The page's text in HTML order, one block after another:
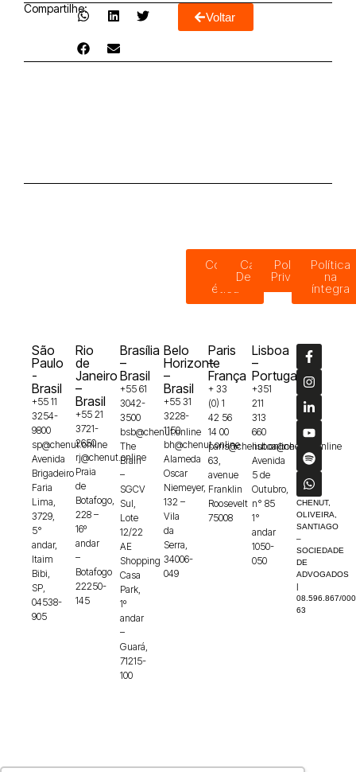
Compartilhe:
Voltar
Código
ética
Canal de
Denúncias
Política de
Privacidade
Política
na
íntegra
São
Paulo
-
Brasil
+55 11
3254-
9800
sp@chenut.online
Avenida
Brigadeiro
Faria
Lima,
3729,
5°
andar,
Itaim
Bibi,
SP,
04538-
905
Rio
de
Janeiro
–
Brasil
+55 21
3721-
2650
rj@chenut.online
Praia
de
Botafogo,
228 –
16º
andar
–
Botafogo
22250-
145
Brasília
–
Brasil
+55 61
3042-
3500
bsb@chenut.online
The
Brain
–
SGCV
Sul,
Lote
12/22
AE
Shopping
Casa
Park,
1º
andar
–
Guará,
71215-
100
Belo
Horizonte
–
Brasil
+55 31
3228-
1150
bh@chenut.online
Alameda
Oscar
Niemeyer,
132 –
Vila
da
Serra,
34006-
049
Paris
–
França
+ 33
(0) 1
42 56
14 00
paris@chenut.online
63,
avenue
Franklin
Roosevelt
75008
Lisboa
–
Portugal
+351
211
313
660
lisboa@chenut.online
Avenida
5 de
Outubro,
n° 85
1°
andar
1050-
050
CHENUT,
OLIVEIRA,
SANTIAGO
–
SOCIEDADE
DE
ADVOGADOS
|
08.596.867/
63